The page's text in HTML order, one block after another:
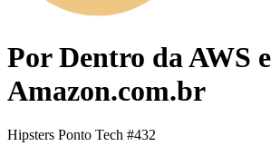
Por Dentro da AWS e
Amazon.com.br
Hipsters Ponto Tech #432